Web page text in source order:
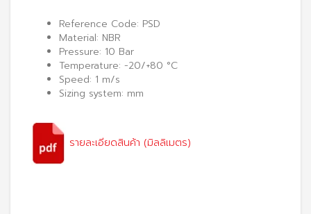
Reference Code: PSD
Material: NBR
Pressure: 10 Bar
Temperature: -20/+80 °C
Speed: 1 m/s
Sizing system: mm
รายละเอียดสินค้า (มิลลิเมตร)